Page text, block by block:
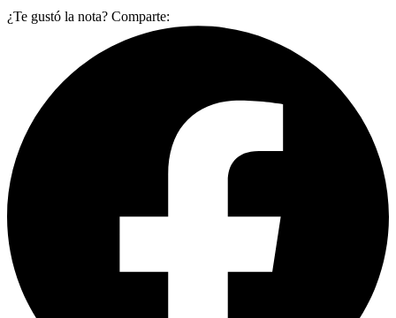
¿Te gustó la nota? Comparte: